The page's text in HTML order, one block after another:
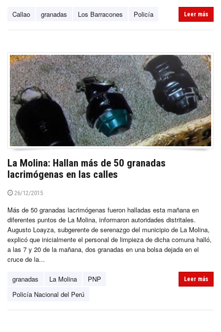
Callao granadas Los Barracones Policía Leer más
La Molina: Hallan más de 50 granadas
lacrimógenas en las calles
26/12/2015
Más de 50 granadas lacrimógenas fueron halladas esta mañana en
diferentes puntos de La Molina, informaron autoridades distritales.
Augusto Loayza, subgerente de serenazgo del municipio de La Molina,
explicó que inicialmente el personal de limpieza de dicha comuna halló,
a las 7 y 20 de la mañana, dos granadas en una bolsa dejada en el
cruce de la...
granadas La Molina
PNP
Policía Nacional del Perú
Leer más